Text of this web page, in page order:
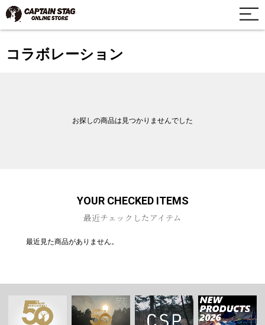
コラボレーション
お探しの商品は見つかりませんでした
YOUR CHECKED ITEMS
最近チェックしたアイテム
最近見た商品がありません。